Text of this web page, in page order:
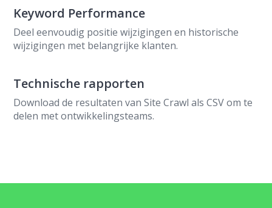
Keyword Performance
Deel eenvoudig positie wijzigingen en historische
wijzigingen met belangrijke klanten.
Technische rapporten
Download de resultaten van Site Crawl als CSV om te
delen met ontwikkelingsteams.